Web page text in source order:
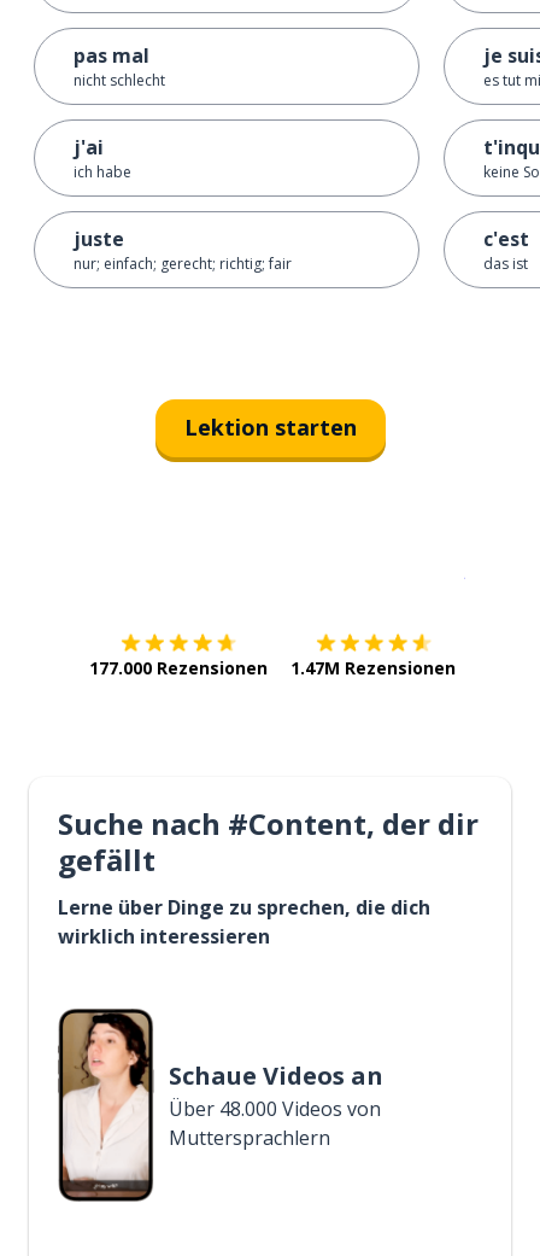
pas mal
nicht schlecht
j'ai
ich habe
juste
nur; einfach; gerecht; richtig; fair
je
es tut
keine
c'est
das ist
Lektion starten
177.000 Rezensionen 1.47M Rezensionen
Suche nach #Content, der dir
gefällt
Lerne über Dinge zu sprechen, die dich
wirklich interessieren
Schaue Videos an
Über 48.000 Videos von
Muttersprachlern